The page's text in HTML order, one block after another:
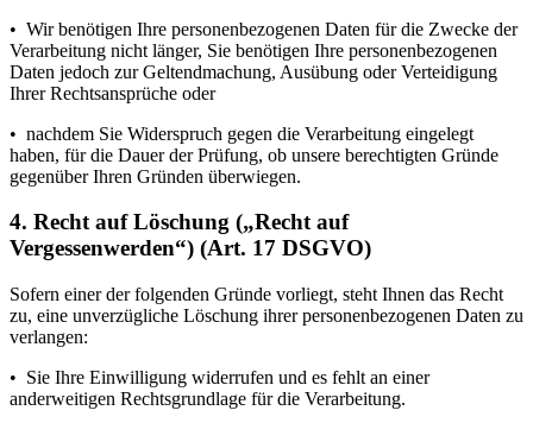
• Wir benötigen Ihre personenbezogenen Daten für die Zwecke der
Verarbeitung nicht länger, Sie benötigen Ihre personenbezogenen
Daten jedoch zur Geltendmachung, Ausübung oder Verteidigung
Ihrer Rechtsansprüche oder
• nachdem Sie Widerspruch gegen die Verarbeitung eingelegt
haben, für die Dauer der Prüfung, ob unsere berechtigten Gründe
gegenüber Ihren Gründen überwiegen.
4. Recht auf Löschung („Recht auf
Vergessenwerden“) (Art. 17 DSGVO)
Sofern einer der folgenden Gründe vorliegt, steht Ihnen das Recht
zu, eine unverzügliche Löschung ihrer personenbezogenen Daten zu
verlangen:
• Sie Ihre Einwilligung widerrufen und es fehlt an einer
anderweitigen Rechtsgrundlage für die Verarbeitung.